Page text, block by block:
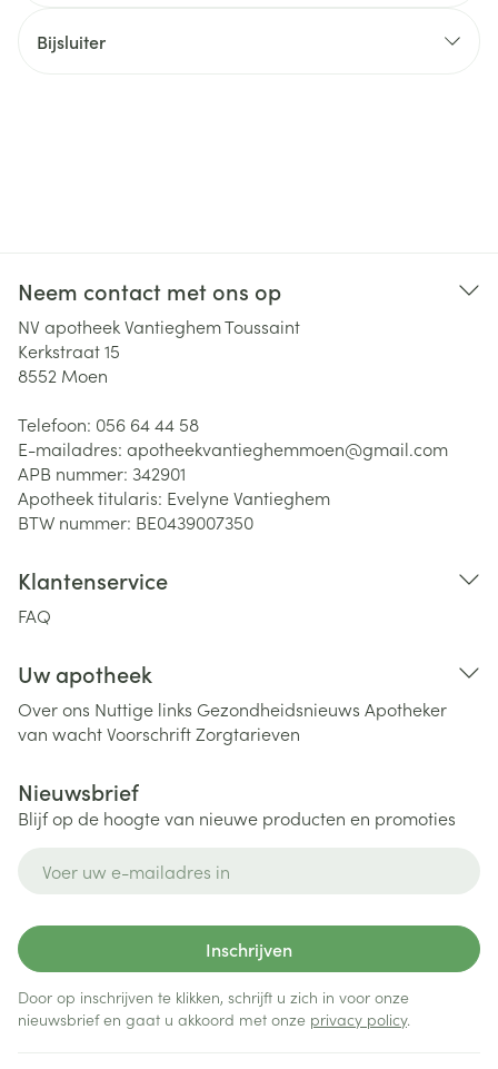
Bijsluiter
Neem contact met ons op
NV apotheek Vantieghem Toussaint
Kerkstraat 15
8552 Moen
Telefoon: 056 64 44 58
E-mailadres: apotheekvantieghemmoen@gmail.com
APB nummer: 342901
Apotheek titularis: Evelyne Vantieghem
BTW nummer: BE0439007350
Klantenservice
FAQ
Uw apotheek
Over ons Nuttige links Gezondheidsnieuws Apotheker
van wachtVoorschriftZorgtarieven
Nieuwsbrief
Blijf op de hoogte van nieuwe producten en promoties
Inschrijven
Door op inschrijven te klikken, schrijft u zich in voor onze
nieuwsbrief en gaat u akkoord met onze privacy policy.